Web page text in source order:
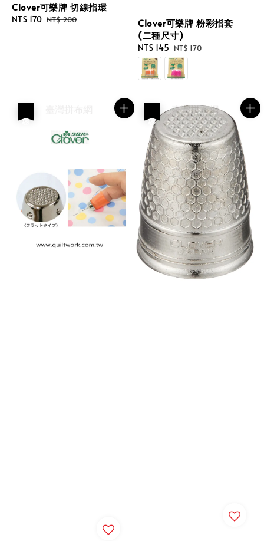
Clover可樂牌 切線指環
Sale
NT$ 170 Regular
NT$ 200
Clover可樂牌 粉彩指套
(二種尺寸)
Sale
price
NT$ 145 Regular
price
NT$ 170